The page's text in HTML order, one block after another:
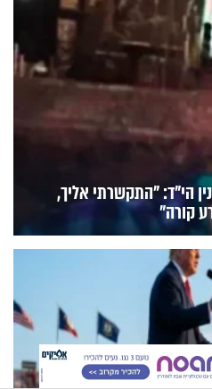
הי"ד: "התקשרתי אליך,
קורה"